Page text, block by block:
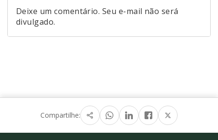
Deixe um comentário. Seu e-mail não será
divulgado.
Compartilhe: